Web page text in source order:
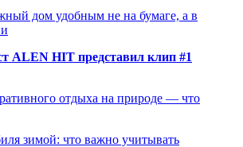
дом удобным не на бумаге, а в
ALEN HIT представил клип #1
отдыха на природе — что
зимой: что важно учитывать